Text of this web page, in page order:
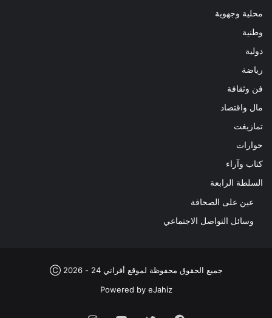
محلية وجهوية
وطنية
دولية
رياضة
فن وثقافة
مال واقتصاد
تمازيغت
حوارات
كتاب وآراء
السلطة الرابعة
عين على الصحافة
وسائل التواصل الاجتماعي
جميع الحقوق محفوظة لموقع أفراتي 24 - 2026 Ⓒ
Powered by eJahiz